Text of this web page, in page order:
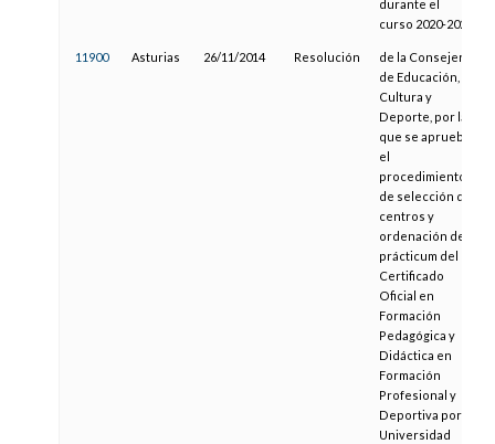
durante el
curso 2020-2021
11900 Asturias 26/11/2014 Resolución
de la Consejería
de Educación,
Cultura y
Deporte, por la
que se aprueba
el
procedimiento
de selección de
centros y
ordenación del
prácticum del
Certificado
Oficial en
Formación
Pedagógica y
Didáctica en
Formación
Profesional y
Deportiva por la
Universidad